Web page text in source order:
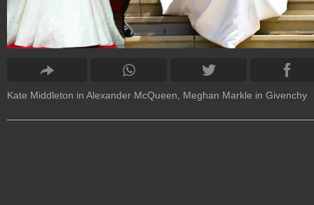
Kate Middleton in Alexander McQueen, Meghan Markle in Givenchy